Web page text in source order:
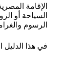
الإقامة
الرسوم
في هذا